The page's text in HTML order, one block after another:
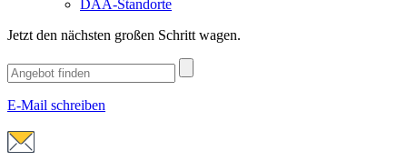
DAA-Standorte
Jetzt den nächsten großen Schritt wagen.
E-Mail schreiben